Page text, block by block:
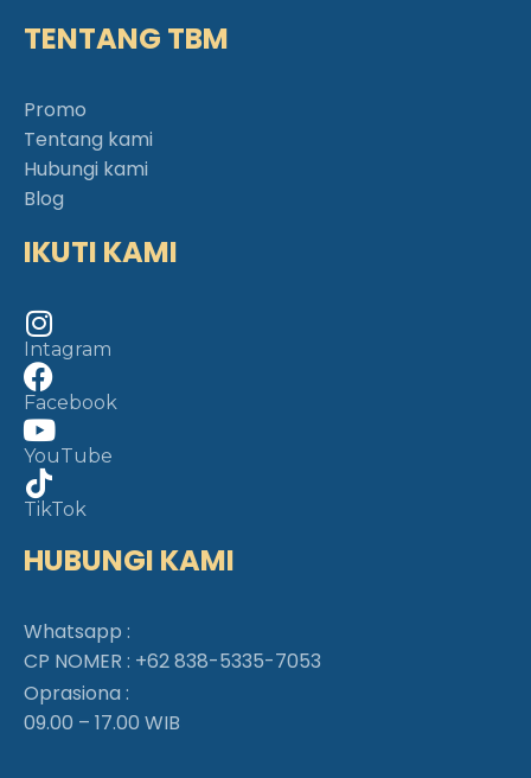
TENTANG TBM
Promo
Tentang kami
Hubungi kami
Blog
IKUTI KAMI
Intagram
Facebook
YouTube
TikTok
HUBUNGI KAMI
Whatsapp :
CP NOMER : +62 838-5335-7053
Oprasiona :
09.00 – 17.00 WIB